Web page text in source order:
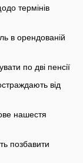
термінів
в орендованій
по дві пенсії
від
нашестя
позбавити